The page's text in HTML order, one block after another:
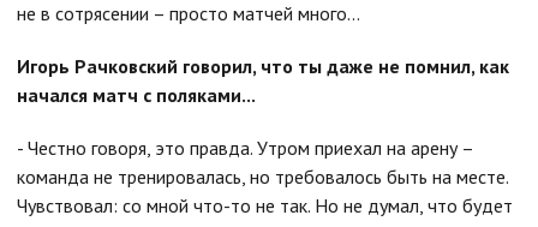
не в сотрясении – просто матчей много...
Игорь Рачковский говорил, что ты даже не помнил, как
начался матч с поляками...
- Честно говоря, это правда. Утром приехал на арену –
команда не тренировалась, но требовалось быть на месте.
Чувствовал: со мной что-то не так. Но не думал, что будет